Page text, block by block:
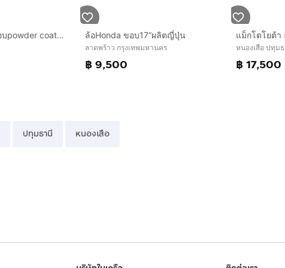
แม็กmg ขอบ17 สีอบpowder coat พร้อมยางblackhawk 215 55 17 ปี24 ใส่ mg 4 mg EP mg zs EV อื่นๆ 5 รู 112 ล้อHonda ขอบ17“ผลิตญี่ปุ่น
ลาดพร้าว กรุงเทพมหานคร
฿ 9,500
หนองเสือ ปทุม
฿ 17,500
ปทุมธานี หนองเสือ